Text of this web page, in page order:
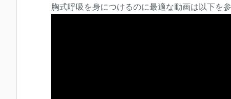
胸式呼吸を身につけるのに最適な動画は以下を